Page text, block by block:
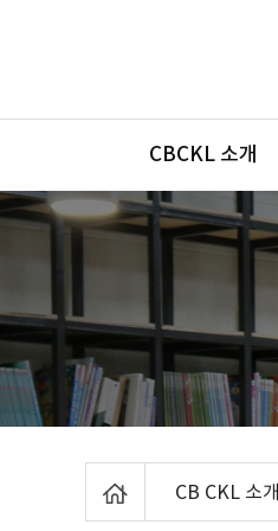
메뉴
CBCKL 소개
CB CKL 소개